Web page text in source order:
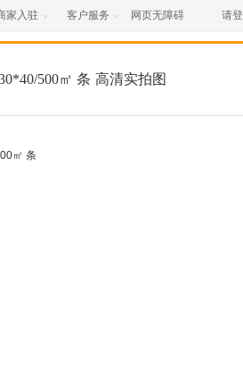
家入驻  客户服务  网页无障碍 请
500㎡ 条 高清实拍图